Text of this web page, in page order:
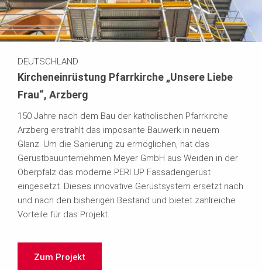
DEUTSCHLAND
Kircheneinrüstung Pfarrkirche „Unsere Liebe
Frau“, Arzberg
150 Jahre nach dem Bau der katholischen Pfarrkirche
Arzberg erstrahlt das imposante Bauwerk in neuem
Glanz. Um die Sanierung zu ermöglichen, hat das
Gerüstbauunternehmen Meyer GmbH aus Weiden in der
Oberpfalz das moderne PERI UP Fassadengerüst
eingesetzt. Dieses innovative Gerüstsystem ersetzt nach
und nach den bisherigen Bestand und bietet zahlreiche
Vorteile für das Projekt.
Zum Projekt